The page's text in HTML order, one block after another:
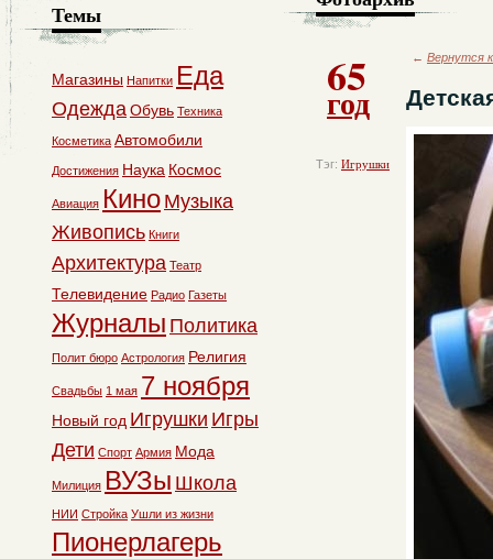
65
год
Тэг: Игрушки
← Вернутся
Темы
Магазины Напитки Еда
ОдеждаОбувь Техника
Косметика Автомобили
Достижения Наука Космос
Авиация Кино Музыка
Живопись Книги
Архитектура Театр
Телевидение Радио Газеты
Журналы Политика
Полит бюро Астрология Религия
Свадьбы 1 мая 7 ноября
Новый год Игрушки Игры
Дети Спорт Армия Мода
Милиция ВУЗы Школа
НИИ Стройка Ушли из жизни
Пионерлагерь